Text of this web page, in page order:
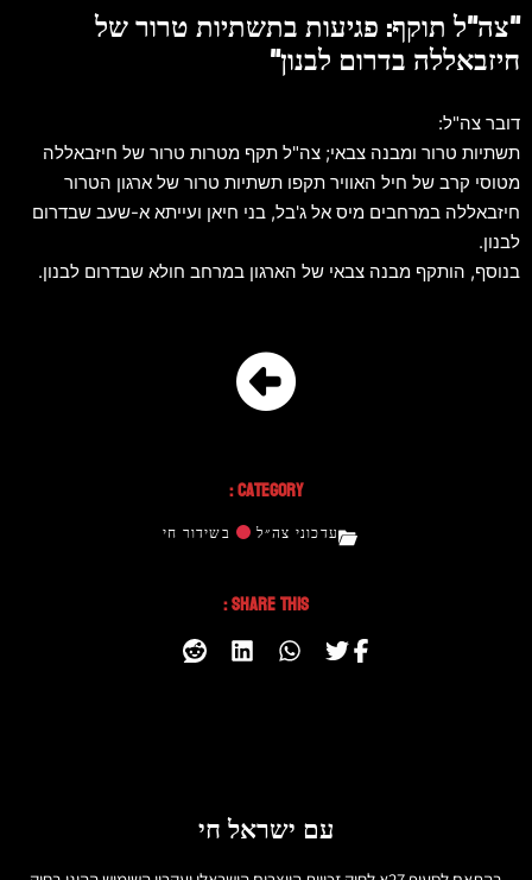
"צה"ל תוקף: פגיעות בתשתיות טרור של
חיזבאללה בדרום לבנון"
דובר צה"ל:
תשתיות טרור ומבנה צבאי; צה"ל תקף מטרות טרור של חיזבאללה
מטוסי קרב של חיל האוויר תקפו תשתיות טרור של ארגון הטרור
חיזבאללה במרחבים מיס אל ג'בל, בני חיאן ועייתא א-שעב שבדרום
לבנון.
בנוסף, הותקף מבנה צבאי של הארגון במרחב חולא שבדרום לבנון.
Category :
עדכוני צה״ל בשידור חי
Share This :
עם ישראל חי